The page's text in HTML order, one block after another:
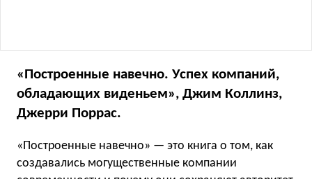
«Построенные навечно. Успех компаний,
обладающих виденьем», Джим Коллинз,
Джерри Поррас.
«Построенные навечно» — это книга о том, как
создавались могущественные компании